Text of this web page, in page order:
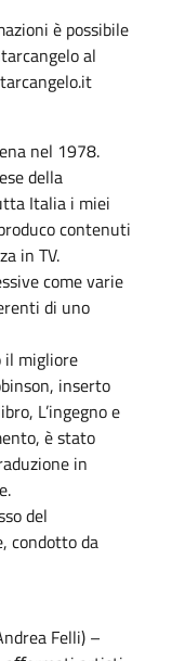
è possibile
al
nel 1978.
della
Italia i miei
contenuti
in TV.
come varie
di uno
il migliore
inserto
L’ingegno e
è stato
in
del
condotto da
Felli) –